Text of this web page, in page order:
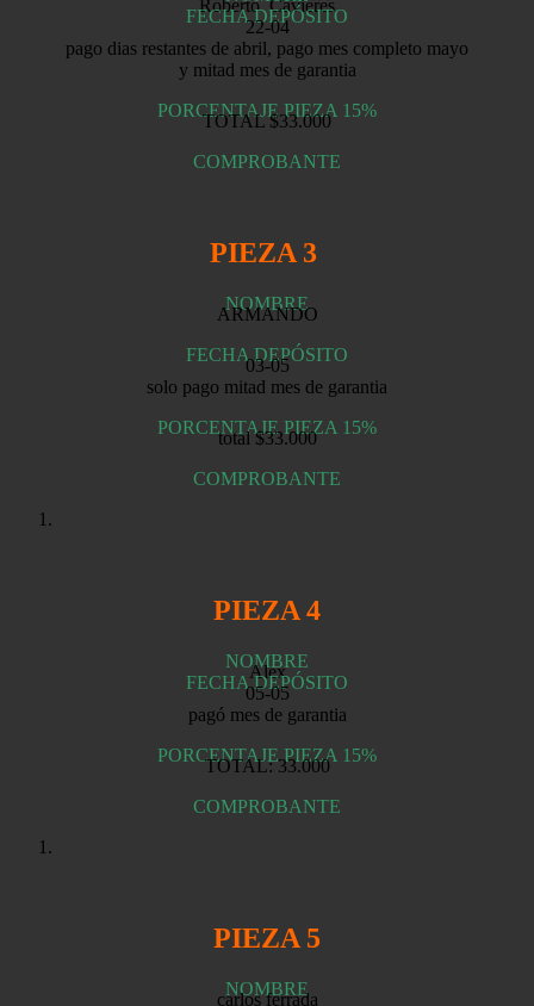
Roberto Cavieres
FECHA DEPÓSITO
22-04
pago dias restantes de abril, pago mes completo mayo
y mitad mes de garantia
PORCENTAJE PIEZA 15%
TOTAL $33.000
COMPROBANTE
PIEZA 3
NOMBRE
ARMANDO
FECHA DEPÓSITO
03-05
solo pago mitad mes de garantia
PORCENTAJE PIEZA 15%
total $33.000
COMPROBANTE
PIEZA 4
NOMBRE
Alex
FECHA DEPÓSITO
05-05
pagó mes de garantia
PORCENTAJE PIEZA 15%
TOTAL: 33.000
COMPROBANTE
PIEZA 5
NOMBRE
carlos ferrada